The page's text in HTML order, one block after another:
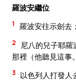
羅波安繼位
1 羅波安往示劍去
2
尼八的兒子耶
那裡（他聽見這事
3 以色列人打發人